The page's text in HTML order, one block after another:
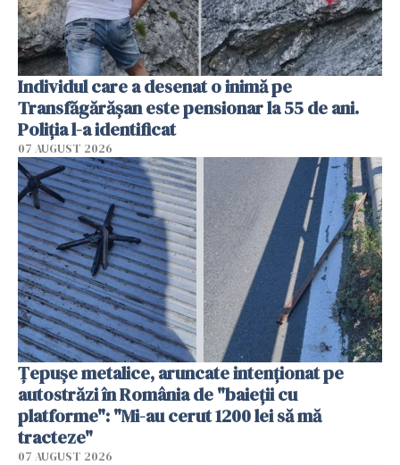
Individul care a desenat o inimă pe
Transfăgărășan este pensionar la 55 de ani.
Poliția l-a identificat
07 AUGUST 2026
Țepușe metalice, aruncate intenționat pe
autostrăzi în România de "baieții cu
platforme": "Mi-au cerut 1200 lei să mă
tracteze"
07 AUGUST 2026